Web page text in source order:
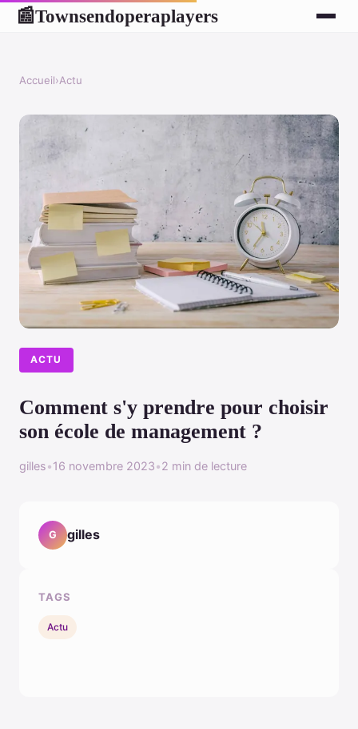
📰Townsendoperaplayers
Accueil›Actu
ACTU
Comment s'y prendre pour choisir
son école de management ?
gilles•16 novembre 2023•2 min de lecture
G gilles
TAGS
Actu